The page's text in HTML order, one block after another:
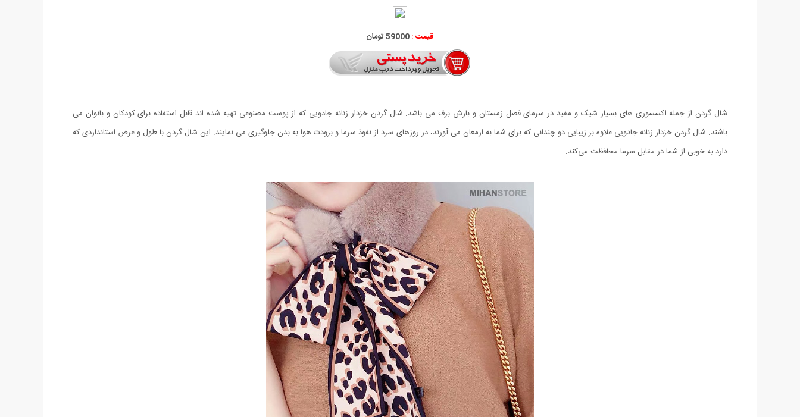
قیمت :59000 تومان
شال گردن از جمله اکسسوری های بسیار شیک و مفید در سرمای فصل زمستان و بارش برف می باشد. شال گردن خزدار زنانه جادویی که از پوست مصنوعی تهیه شده اند قابل استفاده برای کودکان و بانوان می
باشند. شال گردن خزدار زنانه جادویی علاوه بر زیبایی دو چندانی که برای شما به ارمغان می آورند، در روزهای سرد از نفوذ سرما و برودت هوا به بدن جلوگیری می نمایند. این شال گردن با طول و عرض استانداردی که
دارد به خوبی از شما در مقابل سرما محافظت می‌کند.